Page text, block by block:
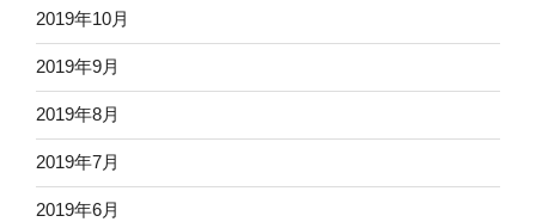
2019年10月
2019年9月
2019年8月
2019年7月
2019年6月